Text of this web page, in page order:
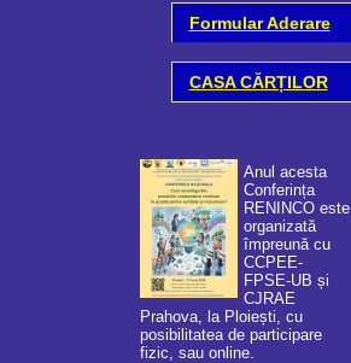
Formular Aderare
CASA CĂRȚILOR
Anul acesta
Conferința
RENINCO este
organizată
împreună cu
CCPEE-
FPSE-UB și
CJRAE
Prahova, la Ploiești, cu
posibilitatea de participare
fizic, sau online.